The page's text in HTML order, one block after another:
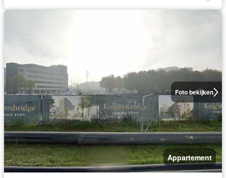
Foto bekijken
Appartement